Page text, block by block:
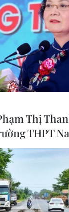
khẩu hơn
năm
được
thổ trên thế
so với cùng kỳ
Thị
THPT